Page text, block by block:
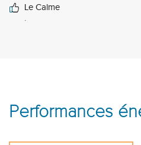
Le Calme
Performances